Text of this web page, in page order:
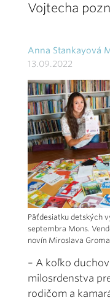
Vojtecha
Anna Stankayová
13.09.2022
Päťdesiatku detských
septembra Mons.
novín Miroslava
– A koľko
milosrdenstva
rodičom a